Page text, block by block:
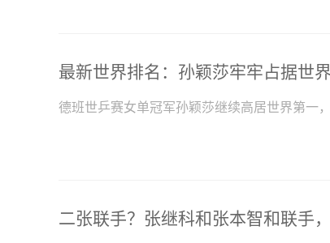
德班世乒赛女单冠军孙颖莎继续高居世界第一